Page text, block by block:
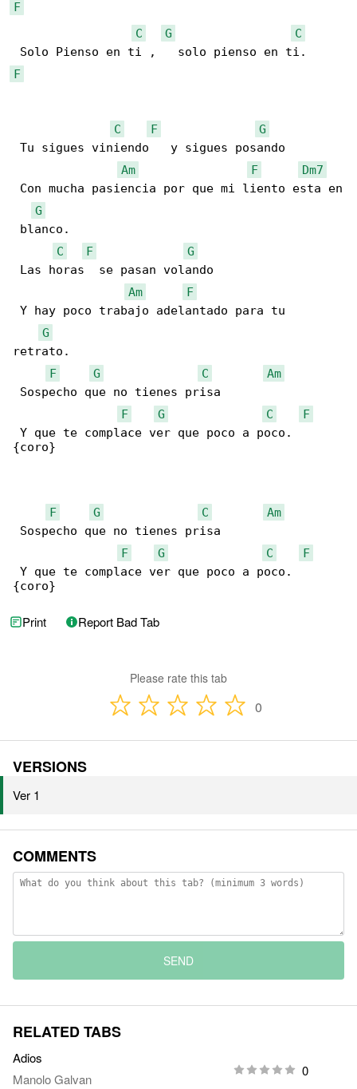
F
C
G
C
F
C F
G
Tu sigues viniendo   y sigues posando
Am
F
Dm7
Con mucha pasiencia por que mi liento esta en
G
blanco.
C
F
G
Las horas  se pasan volando
Am
F
Y hay poco trabajo adelantado para tu
G
retrato.
F
G C
Am
Sospecho que no tienes prisa
F
G C
F
Y que te complace ver que poco a poco.
{coro}
F G C
Am
Sospecho que no tienes prisa
F
G C
F
Y que te complace ver que poco a poco.
{coro}
Print Report Bad Tab
Please rate this tab
0
VERSIONS
Ver 1
COMMENTS
SEND
RELATED TABS
Adios
Manolo Galvan
0